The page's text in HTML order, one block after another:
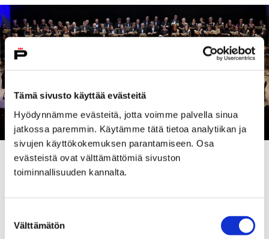
Tämä sivusto käyttää evästeitä
Hyödynnämme evästeitä, jotta voimme palvella sinua
jatkossa paremmin. Käytämme tätä tietoa analytiikan ja
sivujen käyttökokemuksen parantamiseen. Osa
evästeistä ovat välttämättömiä sivuston
toiminnallisuuden kannalta.
valinta
Välttämätön
Porin kaupungin itsenäisyyspäivän pääjuhla alkaa
Promenadisalissa kello 13.
Juhlapuheen tilaisuudessa pitää Porin
ja loppupuheenvuoron
käyttää kaupunginhallituksen puheenjohtaja
Arja